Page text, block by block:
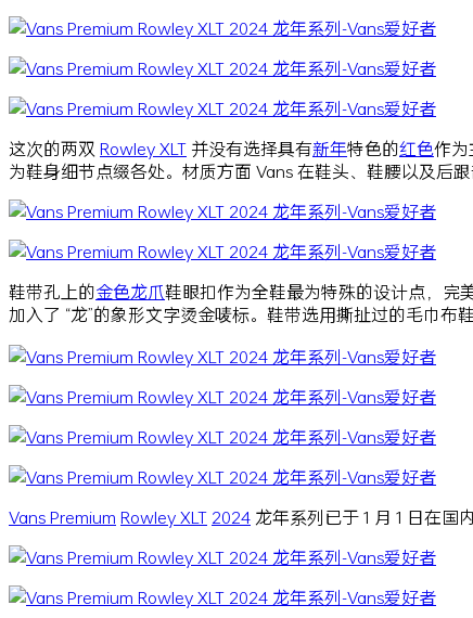
这次的两双 Rowley XLT并没有选择具有新年特色的红色作为
为鞋身细节点缀各处。材质方面 Vans 在鞋头、鞋腰以及后
鞋带孔上的金色龙爪鞋眼扣作为全鞋最为特殊的设计点，完
加入了 “龙”的象形文字烫金唛标。鞋带选用撕扯过的毛巾布
Vans Premium Rowley XLT 2024 龙年系列已于 1 月 1 日在国